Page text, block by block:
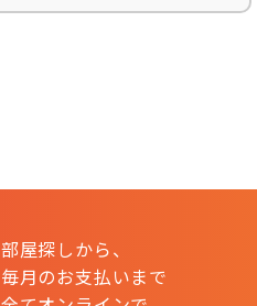
部屋探しから、
毎月のお支払いまで